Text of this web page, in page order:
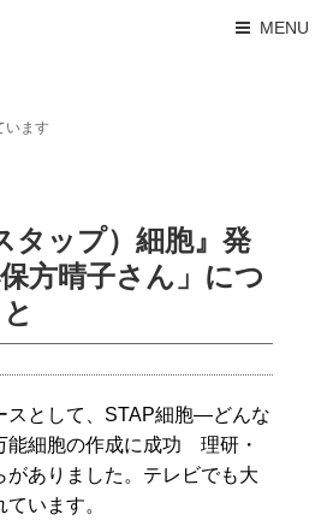
MENU
います
タップ）細胞』発
方晴子さん」につ
スとして、STAP細胞―どんな
能細胞の作成に成功 理研・
がありました。テレビでも大
います。